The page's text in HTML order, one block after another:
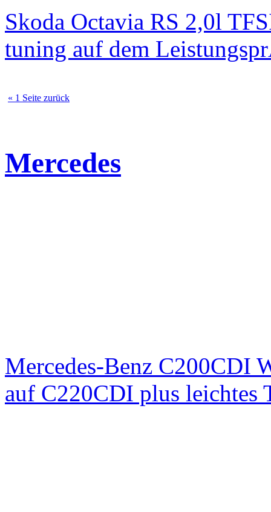
Skoda Octavia RS 2,0l
tuning auf dem
« 1 Seite zurück
Mercedes
Mercedes-Benz C200CDI
auf C220CDI plus